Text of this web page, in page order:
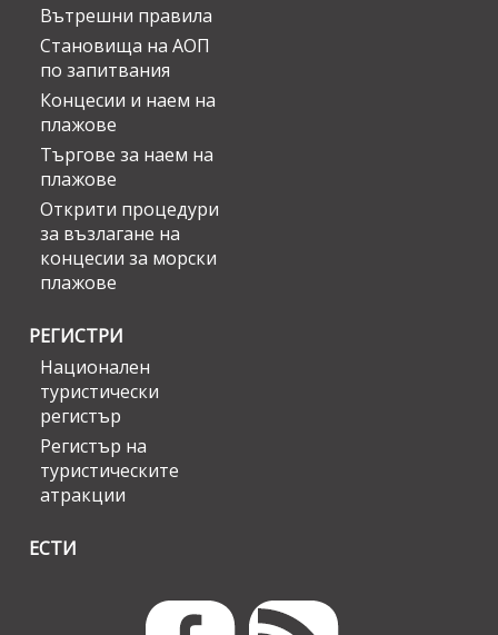
Вътрешни правила
Становища на АОП
по запитвания
Концесии и наем на
плажове
Търгове за наем на
плажове
Открити процедури
за възлагане на
концесии за морски
плажове
РЕГИСТРИ
Национален
туристически
регистър
Регистър на
туристическите
атракции
ЕСТИ